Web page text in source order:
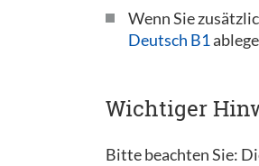
Wenn Sie
Deutsch B1
Wichtiger
Bitte beachten Sie: